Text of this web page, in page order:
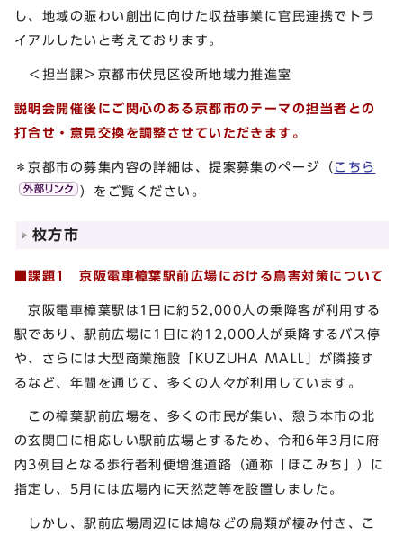
し、地域の賑わい創出に向けた収益事業に官民連携でトラ
イアルしたいと考えております。
＜担当課＞京都市伏見区役所地域力推進室
説明会開催後にご関心のある京都市のテーマの担当者との
打合せ・意見交換を調整させていただきます。
＊京都市の募集内容の詳細は、提案募集のページ（ こちら
）をご覧ください。
枚方市
■課題1京阪電車樟葉駅前広場における鳥害対策について
京阪電車樟葉駅は1日に約52,000人の乗降客が利用する
駅であり、駅前広場に1日に約12,000人が乗降するバス停
や、さらには大型商業施設「KUZUHA MALL」が隣接す
るなど、年間を通じて、多くの人々が利用しています。
この樟葉駅前広場を、多くの市民が集い、憩う本市の北
の玄関口に相応しい駅前広場とするため、令和6年3月に府
内3例目となる歩行者利便増進道路（通称「ほこみち」）に
指定し、5月には広場内に天然芝等を設置しました。
しかし、駅前広場周辺には鳩などの鳥類が棲み付き、こ